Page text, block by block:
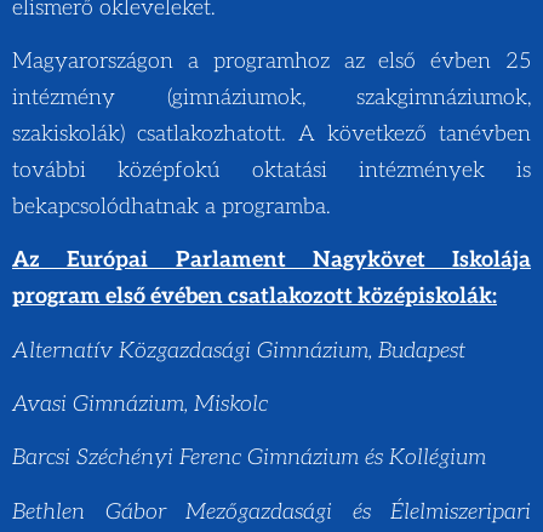
elismerő okleveleket.
Magyarországon a programhoz az első évben 25
intézmény (gimnáziumok, szakgimnáziumok,
szakiskolák) csatlakozhatott. A következő tanévben
további középfokú oktatási intézmények is
bekapcsolódhatnak a programba.
Az Európai Parlament Nagykövet Iskolája
program első évében csatlakozott középiskolák:
Alternatív Közgazdasági Gimnázium, Budapest
Avasi Gimnázium, Miskolc
Barcsi Széchényi Ferenc Gimnázium és Kollégium
Bethlen Gábor Mezőgazdasági és Élelmiszeripari